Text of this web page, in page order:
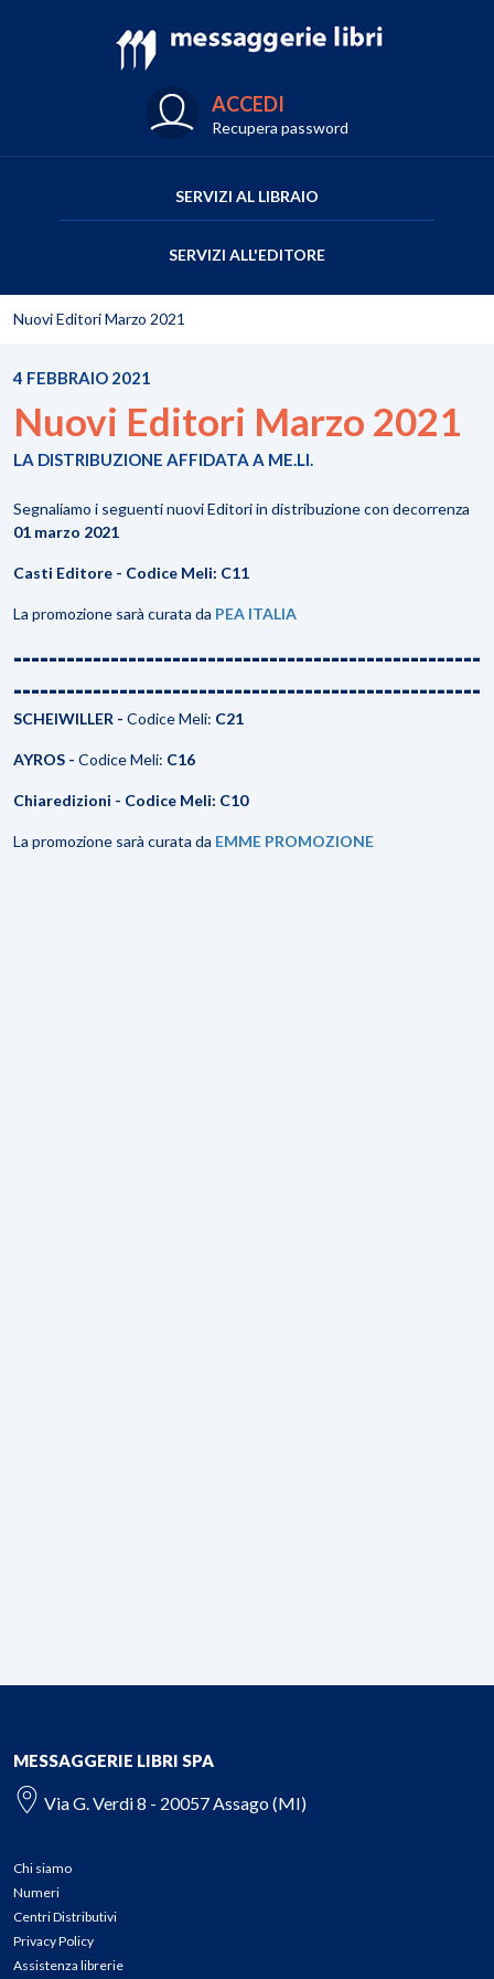
ACCEDI
Recupera password
SERVIZI AL LIBRAIO
SERVIZI ALL'EDITORE
Nuovi Editori Marzo 2021
4 FEBBRAIO 2021
Nuovi Editori Marzo 2021
LA DISTRIBUZIONE AFFIDATA A ME.LI.
Segnaliamo i seguenti nuovi Editori in distribuzione con decorrenza
01 marzo 2021
Casti Editore - Codice Meli: C11
La promozione sarà curata da PEA ITALIA
-----------------------------------------------------
-----------------------------------------------------
SCHEIWILLER - Codice Meli: C21
AYROS - Codice Meli: C16
Chiaredizioni - Codice Meli: C10
La promozione sarà curata da EMME PROMOZIONE
MESSAGGERIE LIBRI SPA
Via G. Verdi 8 - 20057 Assago (MI)
Chi siamo
Numeri
Centri Distributivi
Privacy Policy
Assistenza librerie